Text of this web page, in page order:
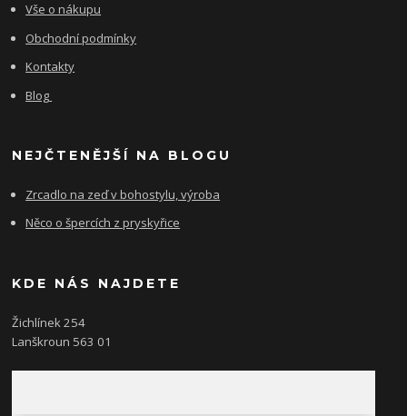
Vše o nákupu
Obchodní podmínky
Kontakty
Blog
NEJČTENĚJŠÍ NA BLOGU
Zrcadlo na zeď v bohostylu, výroba
Něco o špercích z pryskyřice
KDE NÁS NAJDETE
Žichlínek 254
Lanškroun 563 01